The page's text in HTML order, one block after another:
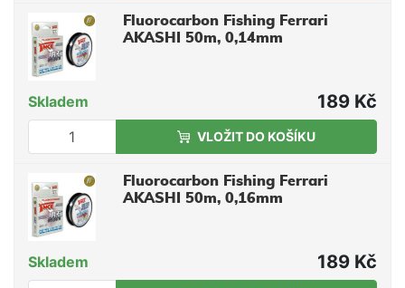
Fluorocarbon Fishing Ferrari
AKASHI 50m, 0,14mm
Skladem 189 Kč
VLOŽIT DO KOŠÍKU
Fluorocarbon Fishing Ferrari
AKASHI 50m, 0,16mm
Skladem 189 Kč